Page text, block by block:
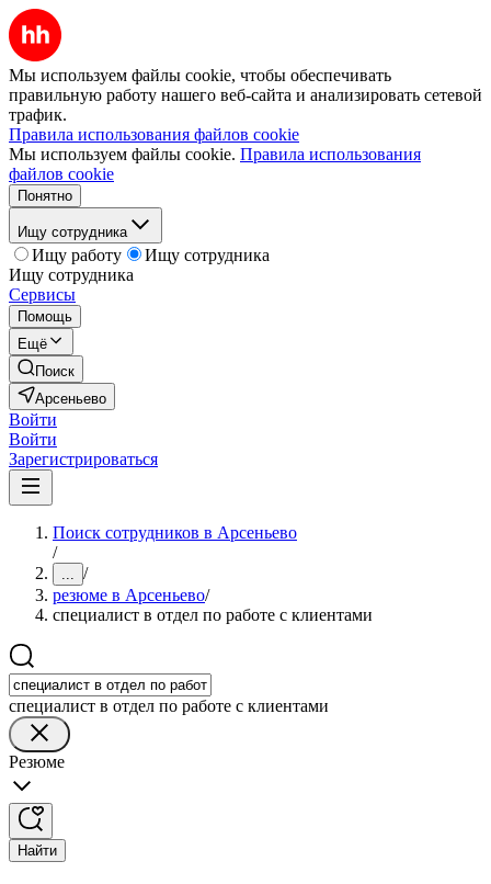
Мы используем файлы cookie, чтобы обеспечивать
правильную работу нашего веб-сайта и анализировать сетевой
трафик.
Правила использования файлов cookie
Мы используем файлы cookie. Правила использования
файлов cookie
Понятно
Ищу сотрудника
Ищу работу
Ищу сотрудника
Ищу сотрудника
Сервисы
Помощь
Ещё
Поиск
Арсеньево
Войти
Войти
Зарегистрироваться
Поиск сотрудников в Арсеньево
/
... /
резюме в Арсеньево/
специалист в отдел по работе с клиентами
специалист в отдел по работе с клиентами
Резюме
Найти